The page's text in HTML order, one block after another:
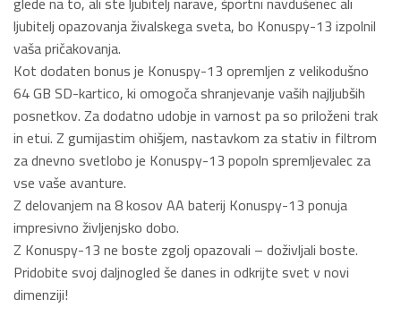
ljubitelj opazovanja živalskega sveta, bo Konuspy-13 izpolnil
vaša pričakovanja.
Kot dodaten bonus je Konuspy-13 opremljen z velikodušno
64 GB SD-kartico, ki omogoča shranjevanje vaših najljubših
posnetkov. Za dodatno udobje in varnost pa so priloženi trak
in etui. Z gumijastim ohišjem, nastavkom za stativ in filtrom
za dnevno svetlobo je Konuspy-13 popoln spremljevalec za
vse vaše avanture.
Z delovanjem na 8 kosov AA baterij Konuspy-13 ponuja
impresivno življenjsko dobo.
Z Konuspy-13 ne boste zgolj opazovali – doživljali boste.
Pridobite svoj daljnogled še danes in odkrijte svet v novi
dimenziji!